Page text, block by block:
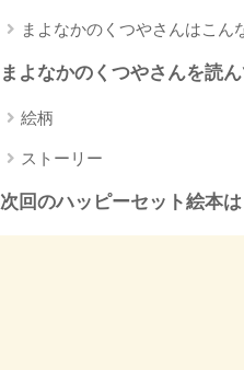
まよなかのくつやさんはこん
まよなかのくつやさんを読
絵柄
ストーリー
次回のハッピーセット絵本は